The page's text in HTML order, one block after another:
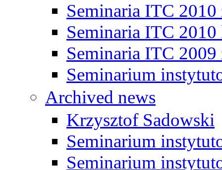
Seminaria ITC 2010
Seminaria ITC 2010
Seminaria ITC 2009
Seminarium
Archived news
Krzysztof Sadowski
Seminarium
Seminarium